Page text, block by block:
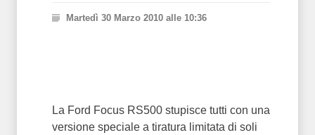
Martedì 30 Marzo 2010 alle 10:36
La Ford Focus RS500 stupisce tutti con una
versione speciale a tiratura limitata di soli